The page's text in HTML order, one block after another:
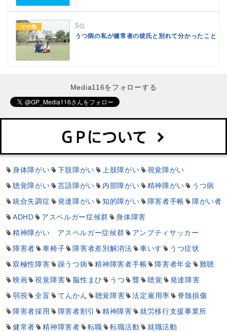
その他 5位
うつ病の私が健常者の彼氏と別れて分かったこと
Media116をフォローする
身体障がい 下肢障がい 上肢障がい
視覚障がい
聴覚障がい
言語障がい 内部障がい 精神障がい
うつ病
統合失調症
発達障がい 知的障がい 障害者手帳
障がい者
ADHD
アスペルガー症候群
身体障害
精神障がい アスペルガー症候群
アンプティサッカー
障害者
車椅子 障害者差別解消法 車いす
うつ症状
双極性障害
躁うつ病 精神障害者手帳 障害者年金
難聴
映画
視覚障害 脳性まひ うつ 聾 聴覚
発達障害
弱視
全盲 てんかん 聴覚障害 法定雇用率
脊髄損傷
障害者採用
障害者割引 精神障害
就労移行支援事業所
健常者
精神障害者 転職 転職活動
就職活動